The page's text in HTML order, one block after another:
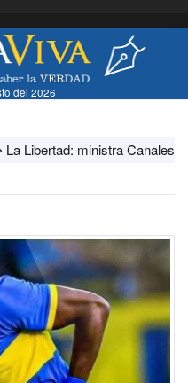
navigation
del 2026
ministra Canales